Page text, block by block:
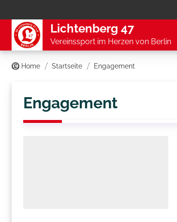
Lichtenberg 47
Vereinssport im Herzen von Berlin
Home Startseite Engagement
Engagement